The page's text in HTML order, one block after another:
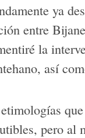
ya
entre
la
así
pero al